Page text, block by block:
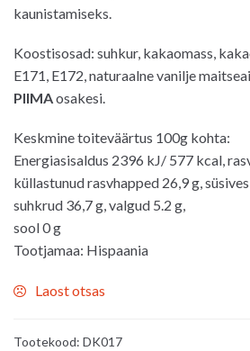
kaunistamiseks.
Koostisosad: suhkur, kakaomass,
E171, E172, naturaalne vanilje
PIIMAosakesi.
Keskmine toiteväärtus 100g kohta:
Energiasisaldus 2396 kJ/ 577 kcal,
küllastunud rasvhapped 26,9 g,
suhkrud 36,7 g, valgud 5.2 g,
sool 0 g
Tootjamaa: Hispaania
Laost otsas
Tootekood: DK017